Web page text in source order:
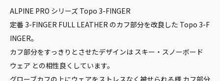
ALPINE PRO シリーズ Topo 3-FINGER
定番 3-FINGER FULL LEATHER のカフ部分を改良した Topo 3-F
INGER。
カフ部分をすっきりとさせたデザインは スキー・スノーボード
ウェア との相性良くしています。